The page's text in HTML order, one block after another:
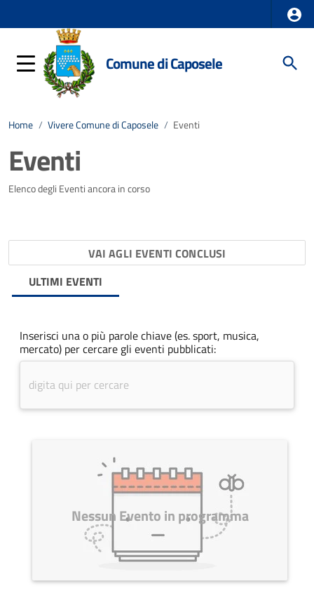
Comune di Caposele
Home / Vivere Comune di Caposele / Eventi
Eventi
Elenco degli Eventi ancora in corso
VAI AGLI EVENTI CONCLUSI
ULTIMI EVENTI
Inserisci una o più parole chiave (es. sport, musica,
mercato) per cercare gli eventi pubblicati:
Nessun Evento in programma